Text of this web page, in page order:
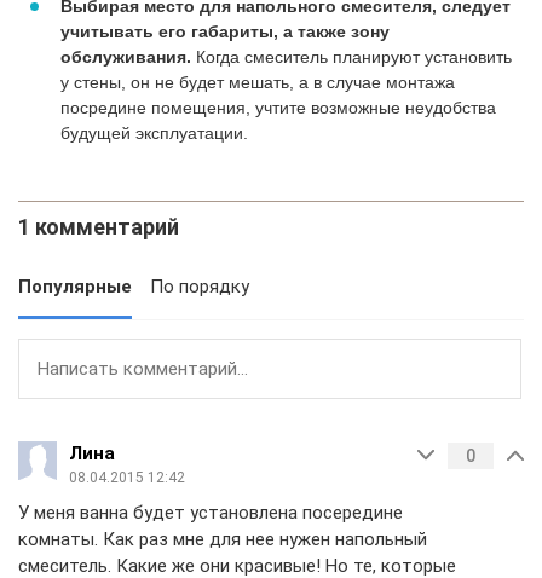
Выбирая место для напольного смесителя, следует
учитывать его габариты, а также зону
обслуживания. Когда смеситель планируют установить
у стены, он не будет мешать, а в случае монтажа
посредине помещения, учтите возможные неудобства
будущей эксплуатации.
1 комментарий
Популярные По порядку
Лина
08.04.2015 12:42
0
У меня ванна будет установлена посередине
комнаты. Как раз мне для нее нужен напольный
смеситель. Какие же они красивые! Но те, которые